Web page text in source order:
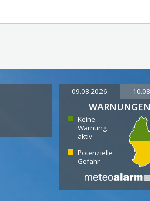
09.08.2026
WARNUNGEN
Keine
Warnung
aktiv
Potenzielle
Gefahr